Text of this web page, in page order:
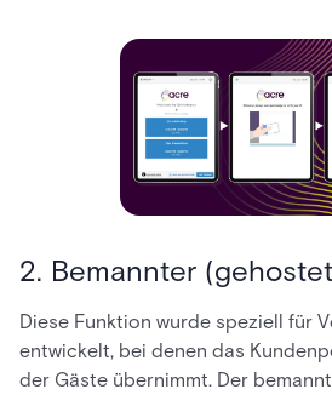
2. Bemannter
Diese Funktion wurde speziell für
entwickelt, bei denen das
der Gäste übernimmt. Der